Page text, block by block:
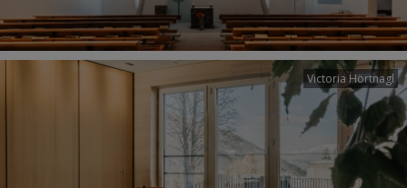
Victoria Hörtnagl